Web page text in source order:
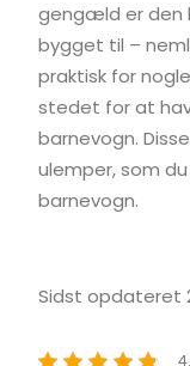
gengæld er den
bygget til –
praktisk for
stedet for at
barnevogn.
ulemper, som du
barnevogn.
Sidst opdateret